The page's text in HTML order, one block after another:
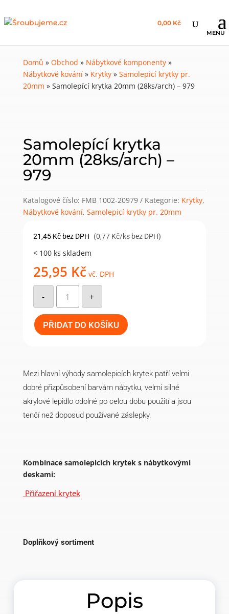
0,00 Kč
Domů » Obchod » Nábytkové komponenty»
Nábytkové kování» Krytky» Samolepicí krytky pr.
20mm » Samolepící krytka 20mm (28ks/arch) – 979
Samolepící krytka
20mm (28ks/arch) –
979
Katalogové číslo: FMB 1002-20979 Kategorie: Krytky,
Nábytkové kování, Samolepicí krytky pr. 20mm
21,45 Kč bez DPH (0,77 Kč/ks bez DPH)
< 100 ks skladem
25,95 Kč vč. DPH
-
Samolepící
krytka
20mm
(28ks/arch)
-
979
množství
+
PŘIDAT DO KOŠÍKU
Mezi hlavní výhody samolepicích krytek patří velmi
dobré přizpůsobení barvám nábytku, velmi silné
akrylové lepidlo odolné po celou dobu použití a jsou
tenčí než doposud používané záslepky.
Kombinace samolepicích krytek s nábytkovými
deskami:
Přiřazení krytek
Doplňkový sortiment
Popis